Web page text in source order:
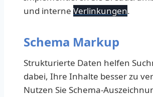
und interne Verlinkungen.
Schema Markup
Strukturierte Daten helfen
dabei, Ihre Inhalte besser zu
Nutzen Sie Schema-